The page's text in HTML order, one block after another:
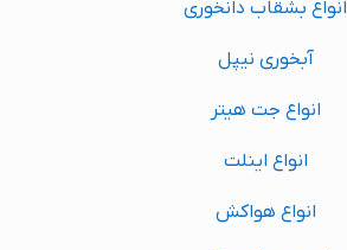
انواع بشقاب دانخوری
آبخوری نیپل
انواع جت هیتر
انواع اینلت
انواع هواکش